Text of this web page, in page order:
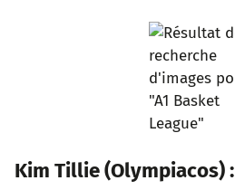
Kim Tillie (Olympiacos) :